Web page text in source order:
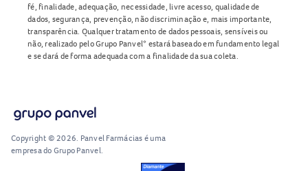
fé, finalidade, adequação, necessidade, livre acesso, qualidade de
dados, segurança, prevenção, não discriminação e, mais importante,
transparência. Qualquer tratamento de dados pessoais, sensíveis ou
não, realizado pelo Grupo Panvel* estará baseado em fundamento legal
e se dará de forma adequada com a finalidade da sua coleta.
Copyright © 2026. Panvel Farmácias é uma
empresa do Grupo Panvel.